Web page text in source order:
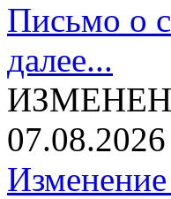
Письмо о
далее...
07.08.2026